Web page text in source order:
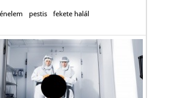
pestis fekete halál